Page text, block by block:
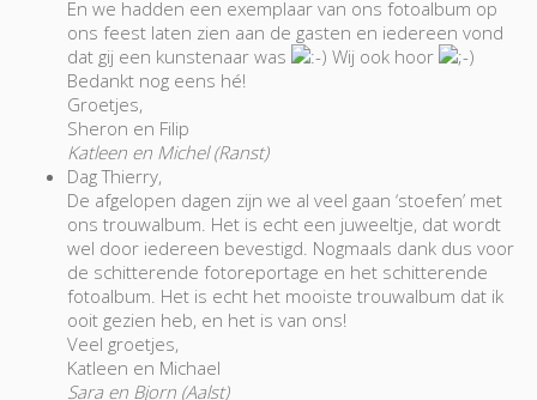
En we hadden een exemplaar van ons fotoalbum op
ons feest laten zien aan de gasten en iedereen vond
dat gij een kunstenaar was
Wij ook hoor
Bedankt nog eens hé!
Groetjes,
Sheron en Filip
Katleen en Michel (Ranst)
Dag Thierry,
De afgelopen dagen zijn we al veel gaan ‘stoefen’ met
ons trouwalbum. Het is echt een juweeltje, dat wordt
wel door iedereen bevestigd. Nogmaals dank dus voor
de schitterende fotoreportage en het schitterende
fotoalbum. Het is echt het mooiste trouwalbum dat ik
ooit gezien heb, en het is van ons!
Veel groetjes,
Katleen en Michael
Sara en Bjorn (Aalst)